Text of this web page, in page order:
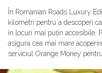
În Romanian Roads Luxury
kilometri pentru a descoperi
în locuri mai puțin accesibile.
asigura cea mai mare
serviciul Orange Money